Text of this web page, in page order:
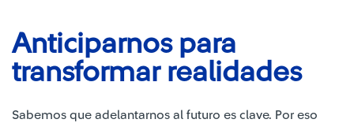
Anticiparnos para
transformar realidades
Sabemos que adelantarnos al futuro es clave. Por eso